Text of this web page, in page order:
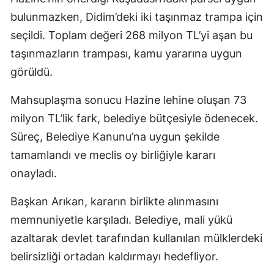
bulunmazken, Didim’deki iki taşınmaz trampa için
seçildi. Toplam değeri 268 milyon TL’yi aşan bu
taşınmazların trampası, kamu yararına uygun
görüldü.
Mahsuplaşma sonucu Hazine lehine oluşan 73
milyon TL’lik fark, belediye bütçesiyle ödenecek.
Süreç, Belediye Kanunu’na uygun şekilde
tamamlandı ve meclis oy birliğiyle kararı
onayladı.
Başkan Arıkan, kararın birlikte alınmasını
memnuniyetle karşıladı. Belediye, mali yükü
azaltarak devlet tarafından kullanılan mülklerdeki
belirsizliği ortadan kaldırmayı hedefliyor.